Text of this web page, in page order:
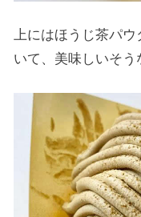
上にはほうじ茶パ
いて、美味しいそう